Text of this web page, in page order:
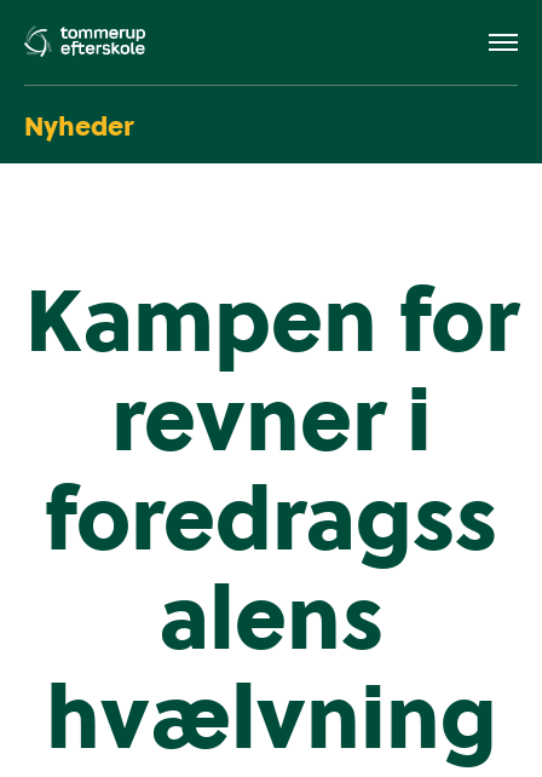
Nyheder
Kampen for
revner i
foredragss
alens
hvælvning